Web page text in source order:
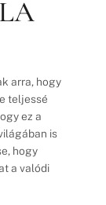
arra, hogy
teljessé
ez a
is
hogy
a valódi